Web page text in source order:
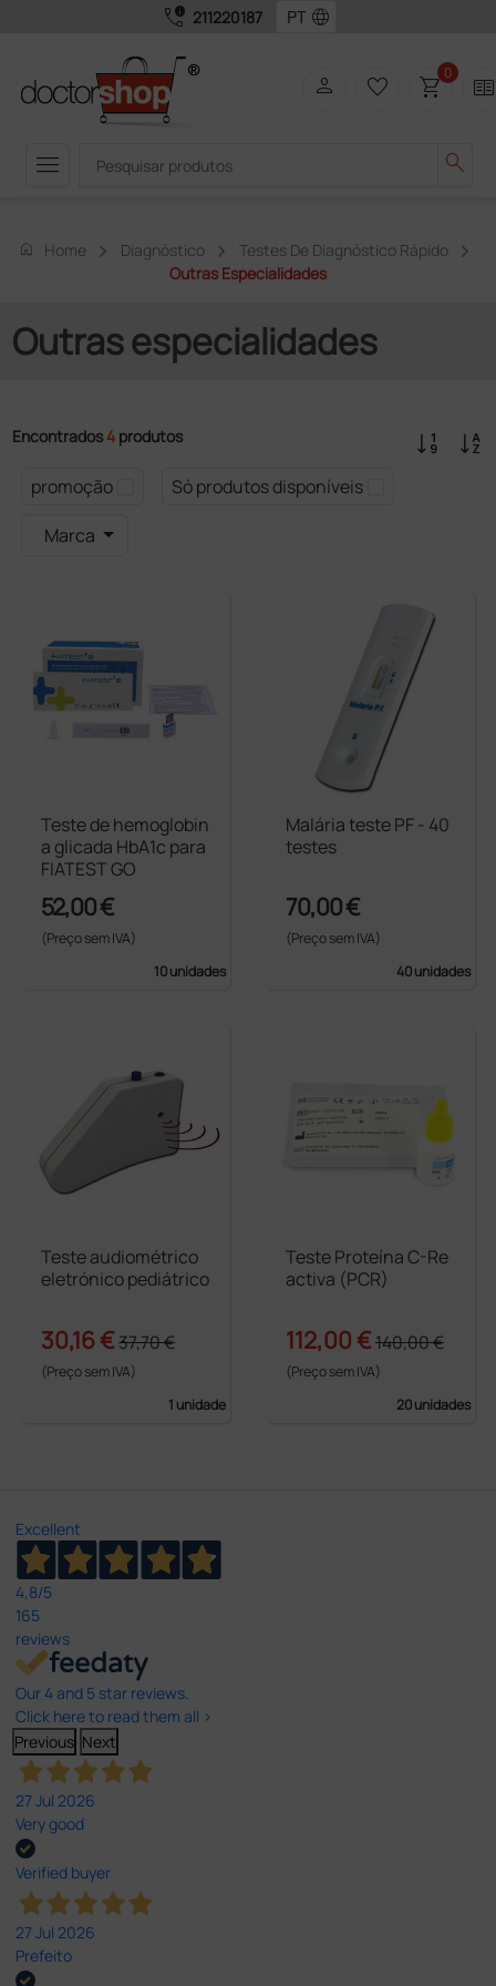
call_quality 211220187 language
menu search
person favorite_border shopping_cart0 two_pager
home Home Diagnóstico
Testes De Diagnóstico Rápido
Outras Especialidades
Outras especialidades
Encontrados 4 produtos
promoção
Só produtos disponíveis
Marca
Teste de hemoglobin
a glicada HbA1c para
FIATEST GO
52,00 €
(Preço sem IVA)
10 unidades
Malária teste PF - 40
testes
70,00 €
(Preço sem IVA)
40 unidades
Teste audiométrico
eletrónico pediátrico
30,16 €37,70 €
(Preço sem IVA)
1 unidade
Teste Proteína C-Re
activa (PCR)
112,00 €140,00 €
(Preço sem IVA)
20 unidades
Excellent
4,8/5
165
reviews
Our 4 and 5 star reviews.
Click here to read them all >
Previous Next
27 Jul 2026
Very good
Verified buyer
27 Jul 2026
Prefeito